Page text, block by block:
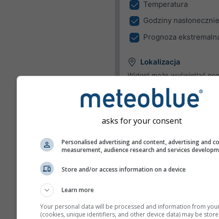
Temperatura
Godziny
Prognoza
Lokalizacja
Widget może wyświetlać
zdefiniowanej lokalizacji albo
próbować wykrywać
stronę.
Wykryj lokalizację
Temperatura
asks for your consent
Personalised advertising and content, advertising and
measurement, audience research and services
Store and/or access information on a device
Learn more
Your personal data will be processed and information from
(cookies, unique identifiers, and other device data) may be